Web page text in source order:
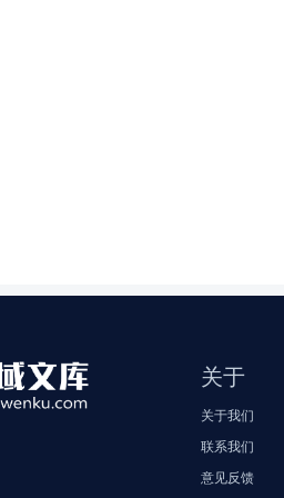
关于
关于我们
联系我们
意见反馈